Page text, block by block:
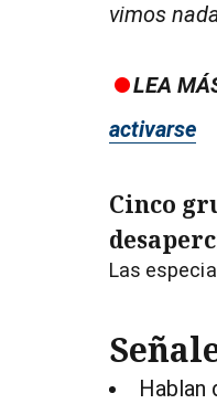
vimos
LEA
activarse
Cinco
Las
Hablan